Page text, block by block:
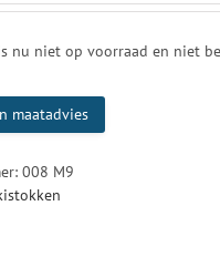
nu niet op voorraad en niet
maatadvies
008 M9